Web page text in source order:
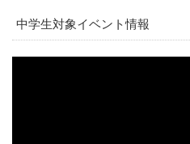
中学生対象イベント情報